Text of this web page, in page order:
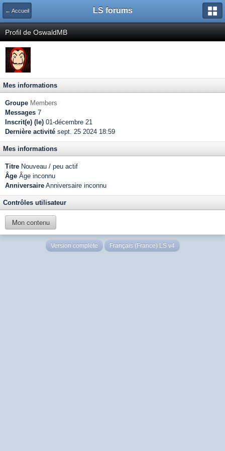
← Accueil LS forums
Profil de OswaldMB
Mes informations
Groupe Members
Messages 7
Inscrit(e) (le) 01-décembre 21
Dernière activité sept. 25 2024 18:59
Mes informations
Titre Nouveau / peu actif
Âge Âge inconnu
Anniversaire Anniversaire inconnu
Contrôles utilisateur
Mon contenu
Version complète Français (France) LS v4